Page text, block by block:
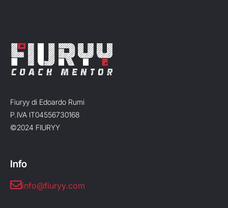
Fiuryy di Edoardo Rumi
P.IVA IT04556730168
©2024 FIURYY
Info
info@fiuryy.com